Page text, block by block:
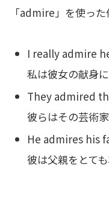
「admire」を使った
I really admire
私は彼女の献身
They admired
彼らはその芸術
He admires his
彼は父親をとても